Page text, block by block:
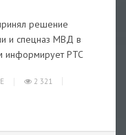
решение
и спецназ МВД в
информирует РТС
2 321